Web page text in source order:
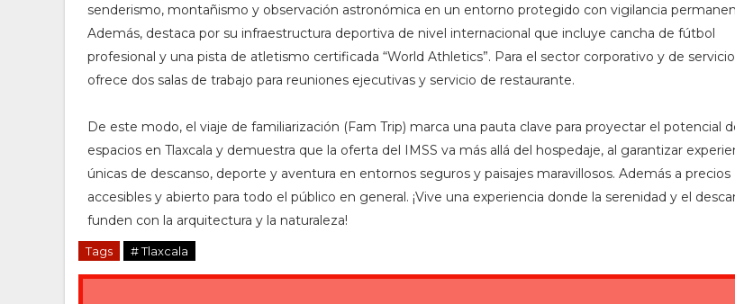
senderismo, montañismo y observación astronómica en un entorno protegido con vigilancia
Además, destaca por su infraestructura deportiva de nivel internacional que incluye cancha de fútbol
profesional y una pista de atletismo certificada “World Athletics”. Para el sector corporativo y de
ofrece dos salas de trabajo para reuniones ejecutivas y servicio de restaurante.
De este modo, el viaje de familiarización (Fam Trip) marca una pauta clave para proyectar el potencial
espacios en Tlaxcala y demuestra que la oferta del IMSS va más allá del hospedaje, al garantizar
únicas de descanso, deporte y aventura en entornos seguros y paisajes maravillosos. Además a precios
accesibles y abierto para todo el público en general. ¡Vive una experiencia donde la serenidad y el
funden con la arquitectura y la naturaleza!
Tags # Tlaxcala